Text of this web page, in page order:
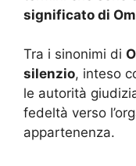
significato di
Tra i sinonimi di
silenzio, inteso
le autorità
fedeltà verso
appartenenza.